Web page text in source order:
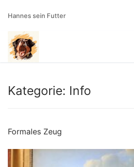
Inhalt
springen
Hannes sein Futter
Suchen nach:
Kategorie: Info
Formales Zeug